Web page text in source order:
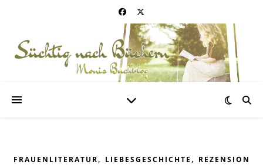
FRAUENLITERATUR, LIEBESGESCHICHTE , REZENSION